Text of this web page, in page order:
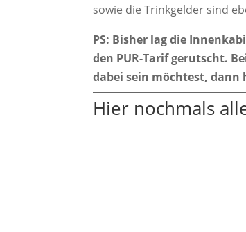
sowie die Trinkgelder sind
PS: Bisher lag die
den PUR-Tarif gerutscht.
dabei sein möchtest,
Hier nochmals